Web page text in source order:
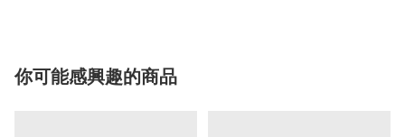
你可能感興趣的商品